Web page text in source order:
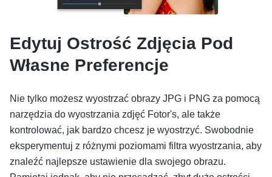
Edytuj Ostrość Zdjęcia Pod
Własne Preferencje
Nie tylko możesz wyostrzać obrazy JPG i PNG za pomocą
narzędzia do wyostrzania zdjęć Fotor's, ale także
kontrolować, jak bardzo chcesz je wyostrzyć. Swobodnie
eksperymentuj z różnymi poziomami filtra wyostrzania, aby
znaleźć najlepsze ustawienie dla swojego obrazu.